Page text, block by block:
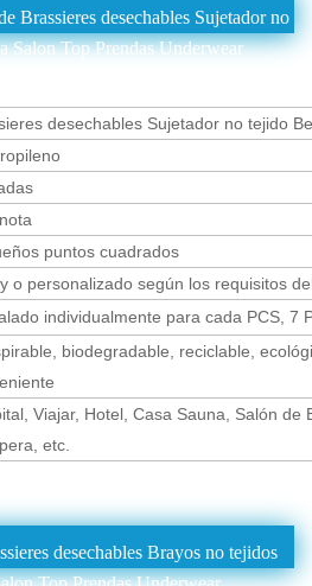
Brassieres desechables Sujetador no
Salon Top Prendas Underwear
desechables Sujetador no tejido
puntos cuadrados
o personalizado según los requisitos
individualmente para cada PCS, 7
biodegradable, reciclable,
Viajar, Hotel, Casa Sauna, Salón
etc.
desechables Brayos no tejidos